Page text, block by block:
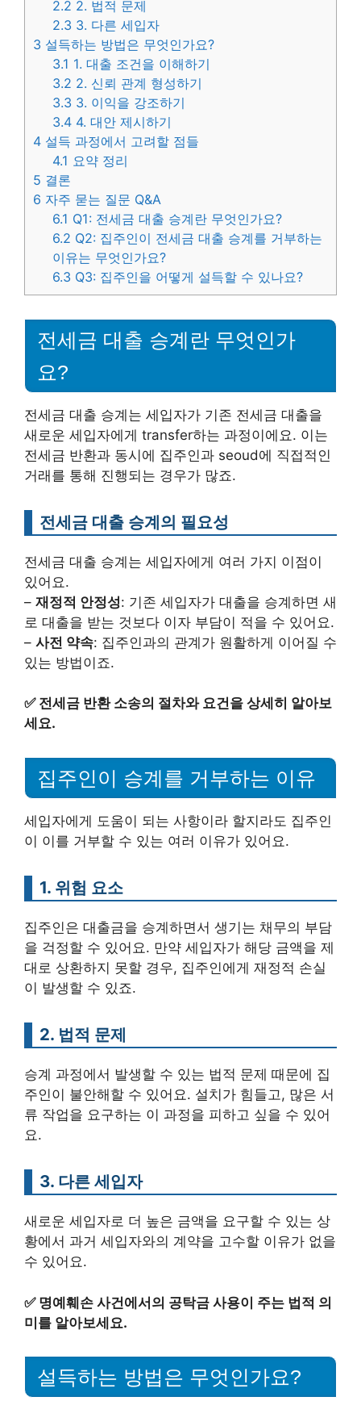
2.2 2. 법적 문제
2.3 3. 다른 세입자
3 설득하는 방법은 무엇인가요?
3.1 1. 대출 조건을 이해하기
3.2 2. 신뢰 관계 형성하기
3.3 3. 이익을 강조하기
3.4 4. 대안 제시하기
4 설득 과정에서 고려할 점들
4.1 요약 정리
5 결론
6 자주 묻는 질문 Q&A
6.1 Q1: 전세금 대출 승계란 무엇인가요?
6.2 Q2: 집주인이 전세금 대출 승계를 거부하는
이유는 무엇인가요?
6.3 Q3: 집주인을 어떻게 설득할 수 있나요?
전세금 대출 승계란 무엇인가
요?
전세금 대출 승계는 세입자가 기존 전세금 대출을
새로운 세입자에게 transfer하는 과정이에요. 이는
전세금 반환과 동시에 집주인과 seoud에 직접적인
거래를 통해 진행되는 경우가 많죠.
전세금 대출 승계의 필요성
전세금 대출 승계는 세입자에게 여러 가지 이점이
있어요.
– 재정적 안정성: 기존 세입자가 대출을 승계하면 새
로 대출을 받는 것보다 이자 부담이 적을 수 있어요.
– 사전 약속: 집주인과의 관계가 원활하게 이어질 수
있는 방법이죠.
✅ 전세금 반환 소송의 절차와 요건을 상세히 알아보
세요.
집주인이 승계를 거부하는 이유
세입자에게 도움이 되는 사항이라 할지라도 집주인
이 이를 거부할 수 있는 여러 이유가 있어요.
1. 위험 요소
집주인은 대출금을 승계하면서 생기는 채무의 부담
을 걱정할 수 있어요. 만약 세입자가 해당 금액을 제
대로 상환하지 못할 경우, 집주인에게 재정적 손실
이 발생할 수 있죠.
2. 법적 문제
승계 과정에서 발생할 수 있는 법적 문제 때문에 집
주인이 불안해할 수 있어요. 설치가 힘들고, 많은 서
류 작업을 요구하는 이 과정을 피하고 싶을 수 있어
요.
3. 다른 세입자
새로운 세입자로 더 높은 금액을 요구할 수 있는 상
황에서 과거 세입자와의 계약을 고수할 이유가 없을
수 있어요.
✅ 명예훼손 사건에서의 공탁금 사용이 주는 법적 의
미를 알아보세요.
설득하는 방법은 무엇인가요?